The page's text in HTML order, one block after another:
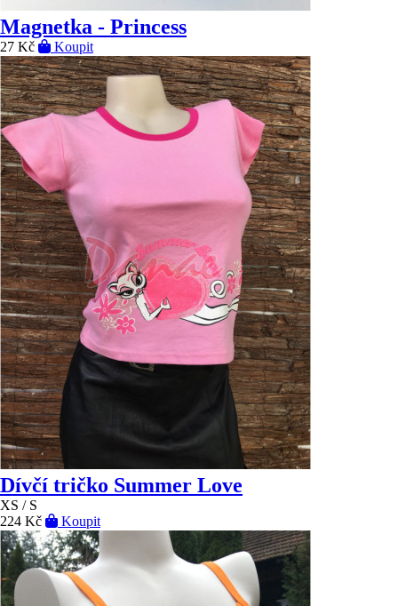
Magnetka - Princess
27 Kč Koupit
Dívčí tričko Summer Love
XS / S
224 Kč
Koupit